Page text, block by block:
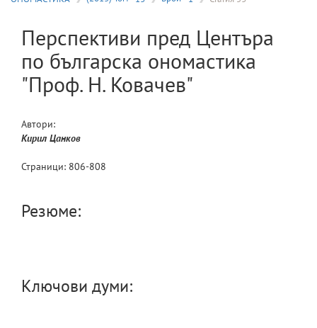
Перспективи пред Центъра
по българска ономастика
"Проф. Н. Ковачев"
Автори:
Кирил Цанков
Страници: 806-808
Резюме:
Ключови думи: